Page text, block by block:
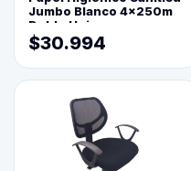
Jumbo Blanco 4x250m
Doble Hoja
$30.994